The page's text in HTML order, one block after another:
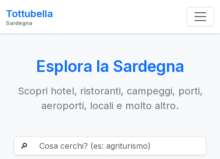
Tottubella
Sardegna
Esplora la Sardegna
Scopri hotel, ristoranti, campeggi, porti,
aeroporti, locali e molto altro.
🔎